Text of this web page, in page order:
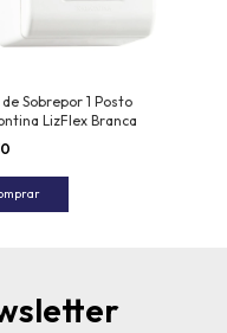
Sobrepor 1 Posto
LizFlex Branca